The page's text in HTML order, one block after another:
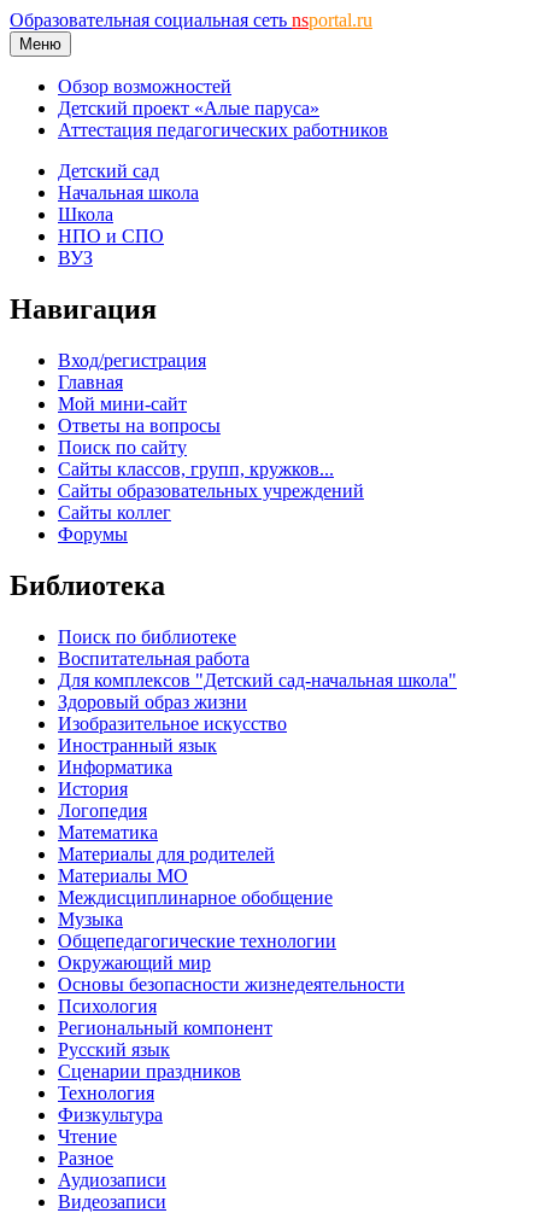
Образовательная социальная сеть nsportal.ru
Меню
Обзор возможностей
Детский проект «Алые паруса»
Аттестация педагогических работников
Детский сад
Начальная школа
Школа
НПО и СПО
ВУЗ
Навигация
Вход/регистрация
Главная
Мой мини-сайт
Ответы на вопросы
Поиск по сайту
Сайты классов, групп, кружков...
Сайты образовательных учреждений
Сайты коллег
Форумы
Библиотека
Поиск по библиотеке
Воспитательная работа
Для комплексов "Детский сад-начальная школа"
Здоровый образ жизни
Изобразительное искусство
Иностранный язык
Информатика
История
Логопедия
Математика
Материалы для родителей
Материалы МО
Междисциплинарное обобщение
Музыка
Общепедагогические технологии
Окружающий мир
Основы безопасности жизнедеятельности
Психология
Региональный компонент
Русский язык
Сценарии праздников
Технология
Физкультура
Чтение
Разное
Аудиозаписи
Видеозаписи